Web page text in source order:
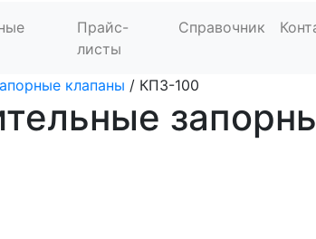
Прайс-
листы
Справочник
клапаны / КПЗ-100